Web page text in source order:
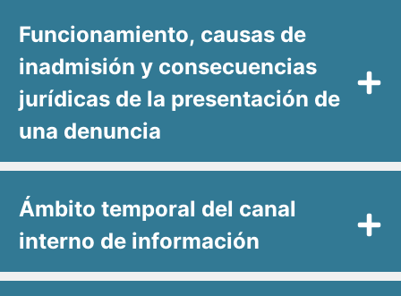
Funcionamiento, causas de
inadmisión y consecuencias
jurídicas de la presentación de
una denuncia
Ámbito temporal del canal
interno de información